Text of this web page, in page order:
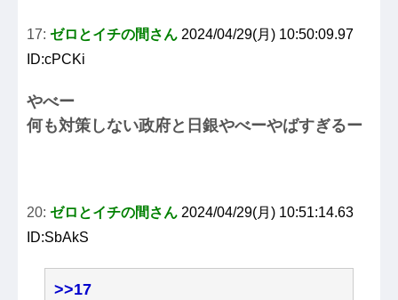
17: ゼロとイチの間さん 2024/04/29(月) 10:50:09.97
ID:cPCKi
やべー
何も対策しない政府と日銀やべーやばすぎるー
20: ゼロとイチの間さん 2024/04/29(月) 10:51:14.63
ID:SbAkS
>>17